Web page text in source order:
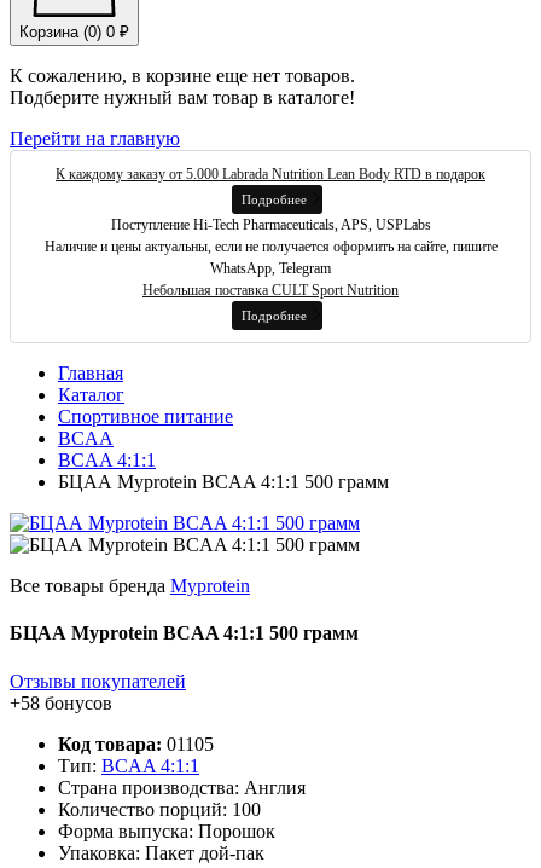
Корзина (0) 0 ₽
К сожалению, в корзине еще нет товаров.
Подберите нужный вам товар в каталоге!
Перейти на главную
К каждому заказу от 5.000 Labrada Nutrition Lean Body RTD в подарок
Подробнее
Поступление Hi-Tech Pharmaceuticals, APS, USPLabs
Наличие и цены актуальны, если не получается оформить на сайте, пишите
WhatsApp, Telegram
Небольшая поставка CULT Sport Nutrition
Подробнее
Главная
Каталог
Спортивное питание
BCAA
BCAA 4:1:1
БЦАА Myprotein BCAA 4:1:1 500 грамм
Все товары бренда Myprotein
БЦАА Myprotein BCAA 4:1:1 500 грамм
Отзывы покупателей
+58 бонусов
Код товара: 01105
Тип: BCAA 4:1:1
Страна производства: Англия
Количество порций: 100
Форма выпуска: Порошок
Упаковка: Пакет дой-пак